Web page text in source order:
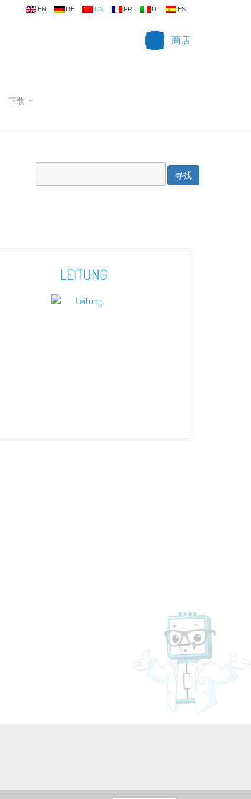
EN DE CN FR IT ES
商店
下载 +
LEITUNG